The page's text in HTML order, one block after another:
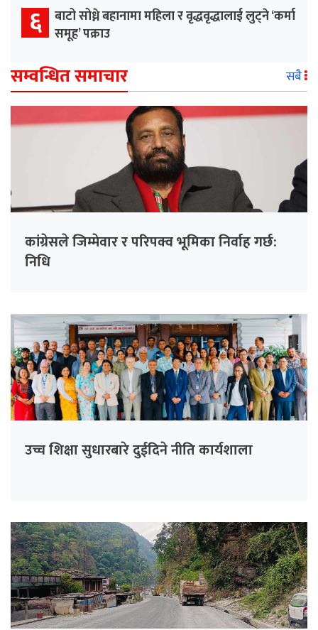
६ बाटो सोध्ने बहानामा महिला र वृद्धवृद्धालाई लुट्ने ‘कर्मा
समूह’ पक्राउ
सम्वन्धित समाचार सबै
कांग्रेसले जिम्मेवार र परिपक्व भूमिका निर्वाह गर्छ:
निधि
उच्च शिक्षा सुधारबारे दुईदिने नीति कार्यशाला